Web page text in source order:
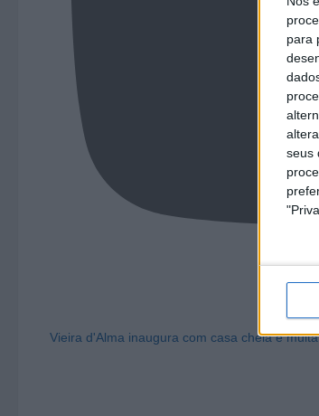
para
seus
Vieira d'Alma inaugura com casa cheia e